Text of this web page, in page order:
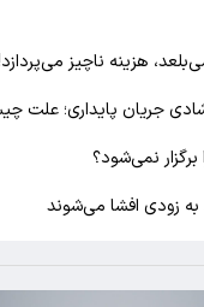
هزینه ناچیز
شادی جریان پایداری؛ علت
برگزار نمی‌شود؟
زودی افشا می‌شوند